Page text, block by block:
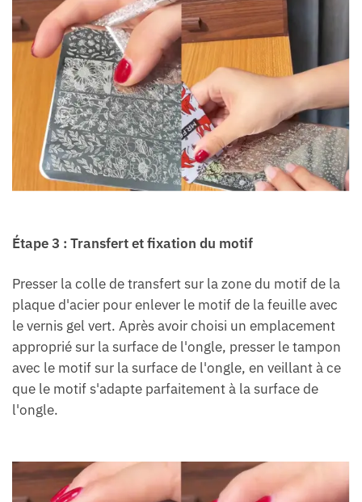
Étape 3 : Transfert et fixation du motif
Presser la colle de transfert sur la zone du motif de la
plaque d'acier pour enlever le motif de la feuille avec
le vernis gel vert. Après avoir choisi un emplacement
approprié sur la surface de l'ongle, presser le tampon
avec le motif sur la surface de l'ongle, en veillant à ce
que le motif s'adapte parfaitement à la surface de
l'ongle.